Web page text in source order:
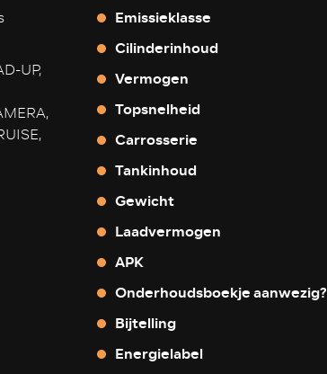
UP,
Emissieklasse
Cilinderinhoud
Vermogen
Topsnelheid
Carrosserie
Tankinhoud
Gewicht
Laadvermogen
APK
Onderhoudsboekje aanwezig?
Bijtelling
Energielabel